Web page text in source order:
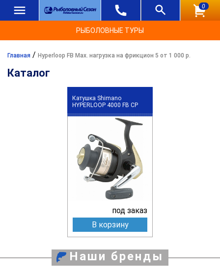
0
РЫБОЛОВНЫЕ ТУРЫ
Главная / Hyperloop FB Max. нагрузка на фрикцион 5 от 1 000 р.
Каталог
Катушка Shimano
HYPERLOOP 4000 FB CP
под заказ
В корзину
Наши бренды